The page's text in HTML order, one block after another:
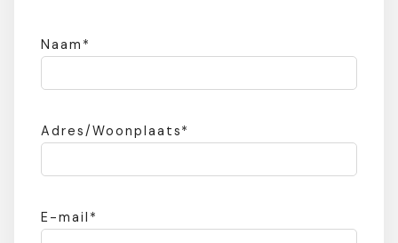
Naam*
Adres/Woonplaats*
E-mail*